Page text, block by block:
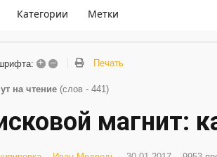
Категории Метки
+ – Печать
на чтение (слов - 441)
магнит: